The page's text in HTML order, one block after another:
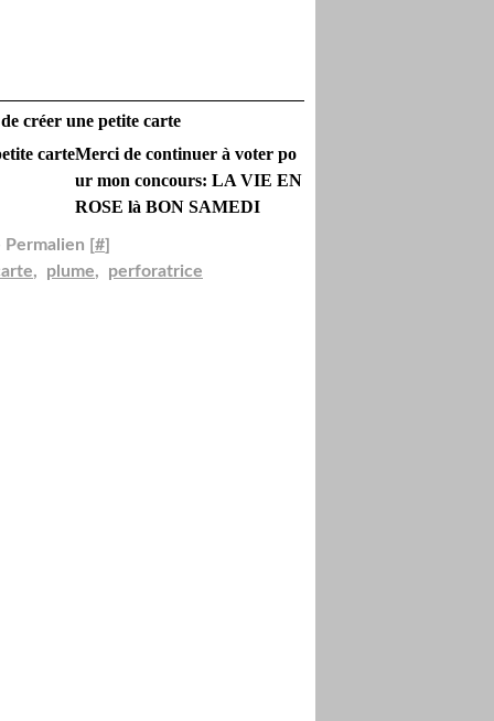
créer une petite carte
Merci de continuer à voter po
ur mon concours: LA VIE EN
ROSE là BON SAMEDI
Permalien [#]
, plume, perforatrice